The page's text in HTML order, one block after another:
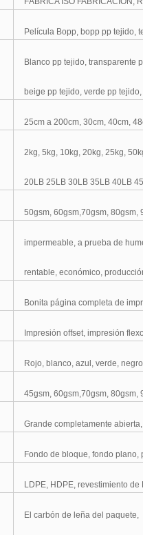
Película Bopp, bopp pp tejido,
Blanco pp tejido, transparente
beige pp tejido, verde pp
25cm a 200cm, 30cm, 40cm,
2kg, 5kg, 10kg, 20kg, 25kg,
20LB 25LB 30LB 35LB 40LB
50gsm, 60gsm,70gsm, 80gsm,
impermeable, a prueba de
rentable, económico,
Bonita página completa de
Impresión offset, impresión
Rojo, blanco, azul, verde,
45gsm, 60gsm,70gsm, 80gsm,
Grande completamente
Fondo de bloque, fondo
LDPE, HDPE, revestimiento de
El carbón de leña del paquete,